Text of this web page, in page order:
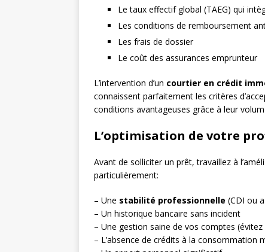
Le taux effectif global (TAEG) qui
Les conditions de remboursement
Les frais de dossier
Le coût des assurances emprunteur
L’intervention d’un courtier en crédit
connaissent parfaitement les critères
conditions avantageuses grâce à leur
L’optimisation de votre
Avant de solliciter un prêt, travaillez à
particulièrement:
– Une stabilité professionnelle (CDI ou
– Un historique bancaire sans incident
– Une gestion saine de vos comptes
– L’absence de crédits à la consommation